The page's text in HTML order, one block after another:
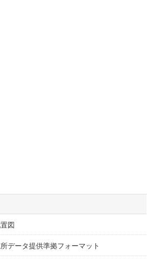
図
データ提供準拠フォーマット